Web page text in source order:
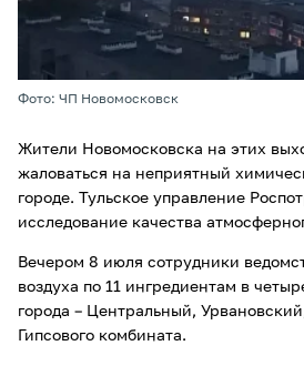
Фото: ЧП Новомосковск
Жители Новомосковска на этих
жаловаться на неприятный
городе. Тульское управление
исследование качества
Вечером 8 июля сотрудники
воздуха по 11 ингредиентам в
города – Центральный,
Гипсового комбината.